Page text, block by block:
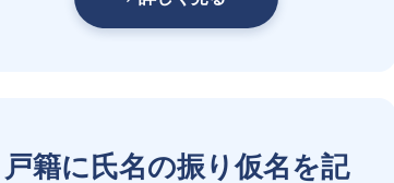
戸籍に氏名の振り仮名を記